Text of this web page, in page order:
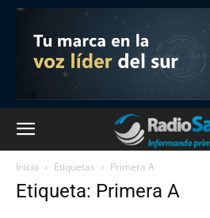
Inicio Etiquetas Primera A
Etiqueta: Primera A